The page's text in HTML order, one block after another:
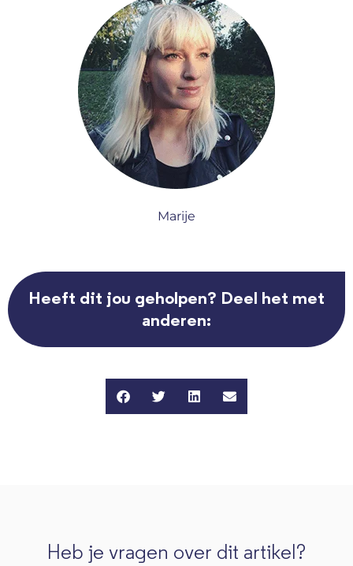
Marije
Heeft dit jou geholpen? Deel het met
anderen:
Heb je vragen over dit artikel?